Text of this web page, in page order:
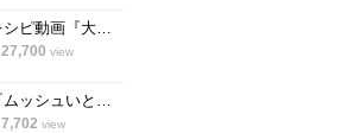
【京都】名店レシピ動画『大徳寺さいき家』直伝 「ふわふわ だし巻き卵」の作り方！
27,700 view
京都名店の技『ムッシュいとう』の総料理長直伝「チキンステーキ」の焼き方
7,702 view